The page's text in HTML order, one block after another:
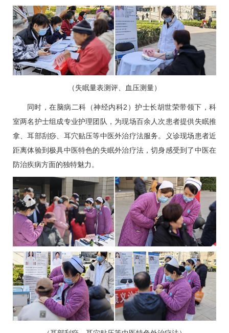
（失眠量表测评、血压测量）
同时，在脑病二科 （神经内科2）护士长胡世荣带领下，科
室两名护士组成专业护理团队，为现场百余人次患者提供失眠推
拿、耳部刮痧、耳穴贴压等中医外治疗法服务。义诊现场患者近
距离体验到极具中医特色的失眠外治疗法，切身感受到了中医在
防治疾病方面的独特魅力。